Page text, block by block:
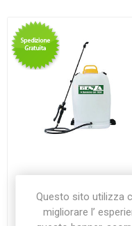
Pompa a batteria
SPRAYER 15 litri
€139,00
Questo sito utilizza
migliorare l’